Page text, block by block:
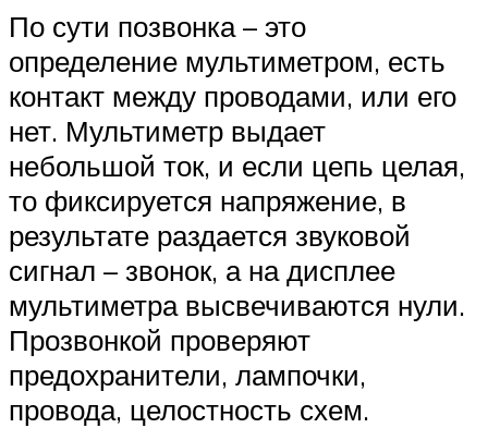
По сути позвонка – это
определение мультиметром, есть
контакт между проводами, или его
нет. Мультиметр выдает
небольшой ток, и если цепь целая,
то фиксируется напряжение, в
результате раздается звуковой
сигнал – звонок, а на дисплее
мультиметра высвечиваются нули.
Прозвонкой проверяют
предохранители, лампочки,
провода, целостность схем.